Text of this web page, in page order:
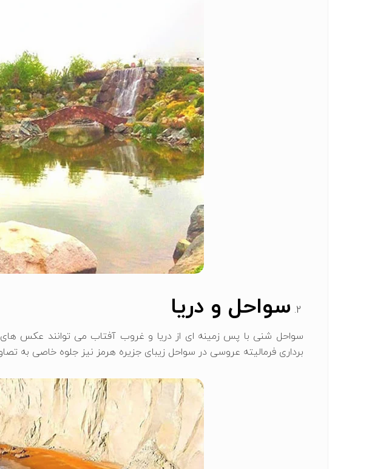
سواحل و دریا
سواحل شنی با پس ‌زمینه ‌ای از دریا و غروب آفتاب می ‌توانند عکس ‌های
برداری فرمالیته عروسی در سواحل زیبای جزیره هرمز نیز جلوه خاصی به